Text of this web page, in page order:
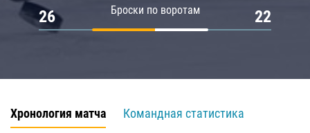
Броски по воротам
26 22
Хронология матча
Командная статистика